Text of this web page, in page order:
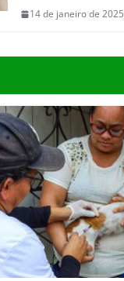
14 de janeiro de 2025